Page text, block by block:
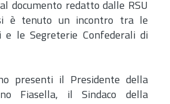
documento redatto dalle RSU
è tenuto un incontro tra le
e le Segreterie Confederali di
presenti il Presidente della
Fiasella, il Sindaco della